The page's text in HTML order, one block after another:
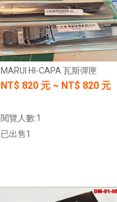
MARUI HI-CAPA 瓦斯彈匣
NT$ 820 元 ~ NT$ 820 元
閱覽人數:1
已出售1